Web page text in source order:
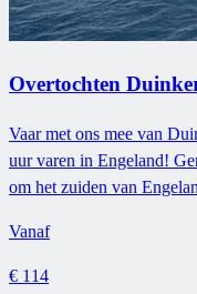
Overtochten
Vaar met ons mee van
uur varen in Engeland!
om het zuiden van
Vanaf
€ 114